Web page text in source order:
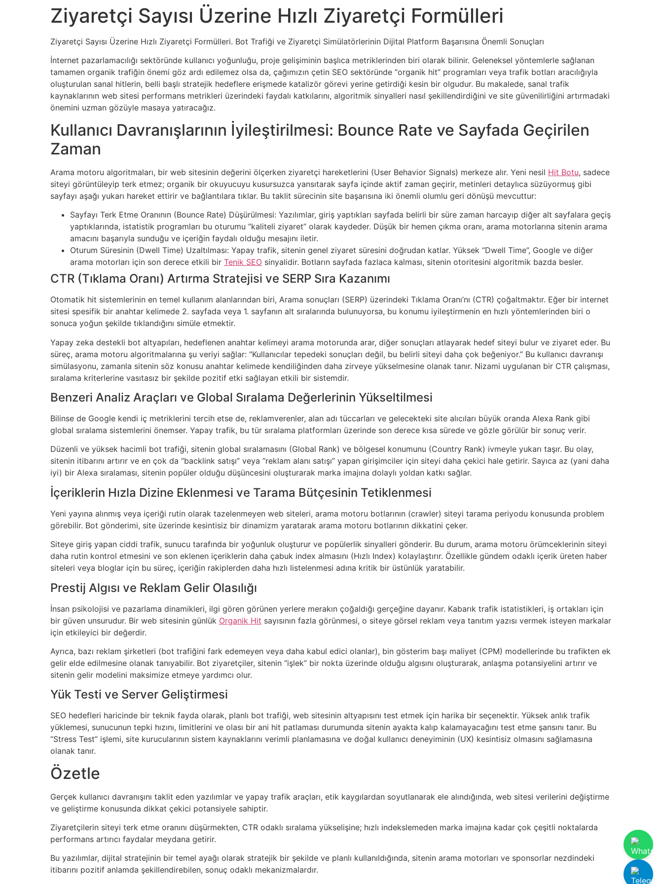
Ziyaretçi Sayısı Üzerine Hızlı Ziyaretçi Formülleri
Ziyaretçi Sayısı Üzerine Hızlı Ziyaretçi Formülleri. Bot Trafiği ve Ziyaretçi Simülatörlerinin Dijital Platform Başarısına Önemli Sonuçları
İnternet pazarlamacılığı sektöründe kullanıcı yoğunluğu, proje gelişiminin başlıca metriklerinden biri olarak bilinir. Geleneksel yöntemlerle sağlanan
tamamen organik trafiğin önemi göz ardı edilemez olsa da, çağımızın çetin SEO sektöründe “organik hit” programları veya trafik botları aracılığıyla
oluşturulan sanal hitlerin, belli başlı stratejik hedeflere erişmede katalizör görevi yerine getirdiği kesin bir olgudur. Bu makalede, sanal trafik
kaynaklarının web sitesi performans metrikleri üzerindeki faydalı katkılarını, algoritmik sinyalleri nasıl şekillendirdiğini ve site güvenilirliğini artırmadaki
önemini uzman gözüyle masaya yatıracağız.
Kullanıcı Davranışlarının İyileştirilmesi: Bounce Rate ve Sayfada Geçirilen
Zaman
Arama motoru algoritmaları, bir web sitesinin değerini ölçerken ziyaretçi hareketlerini (User Behavior Signals) merkeze alır. Yeni nesil Hit Botu, sadece
siteyi görüntüleyip terk etmez; organik bir okuyucuyu kusursuzca yansıtarak sayfa içinde aktif zaman geçirir, metinleri detaylıca süzüyormuş gibi
sayfayı aşağı yukarı hareket ettirir ve bağlantılara tıklar. Bu taklit sürecinin site başarısına iki önemli olumlu geri dönüşü mevcuttur:
Sayfayı Terk Etme Oranının (Bounce Rate) Düşürülmesi: Yazılımlar, giriş yaptıkları sayfada belirli bir süre zaman harcayıp diğer alt sayfalara geçiş
yaptıklarında, istatistik programları bu oturumu “kaliteli ziyaret” olarak kaydeder. Düşük bir hemen çıkma oranı, arama motorlarına sitenin arama
amacını başarıyla sunduğu ve içeriğin faydalı olduğu mesajını iletir.
Oturum Süresinin (Dwell Time) Uzaltılması: Yapay trafik, sitenin genel ziyaret süresini doğrudan katlar. Yüksek “Dwell Time”, Google ve diğer
arama motorları için son derece etkili bir Tenik SEO sinyalidir. Botların sayfada fazlaca kalması, sitenin otoritesini algoritmik bazda besler.
CTR (Tıklama Oranı) Artırma Stratejisi ve SERP Sıra Kazanımı
Otomatik hit sistemlerinin en temel kullanım alanlarından biri, Arama sonuçları (SERP) üzerindeki Tıklama Oranı’nı (CTR) çoğaltmaktır. Eğer bir internet
sitesi spesifik bir anahtar kelimede 2. sayfada veya 1. sayfanın alt sıralarında bulunuyorsa, bu konumu iyileştirmenin en hızlı yöntemlerinden biri o
sonuca yoğun şekilde tıklandığını simüle etmektir.
Yapay zeka destekli bot altyapıları, hedeflenen anahtar kelimeyi arama motorunda arar, diğer sonuçları atlayarak hedef siteyi bulur ve ziyaret eder. Bu
süreç, arama motoru algoritmalarına şu veriyi sağlar: “Kullanıcılar tepedeki sonuçları değil, bu belirli siteyi daha çok beğeniyor.” Bu kullanıcı davranışı
simülasyonu, zamanla sitenin söz konusu anahtar kelimede kendiliğinden daha zirveye yükselmesine olanak tanır. Nizami uygulanan bir CTR çalışması,
sıralama kriterlerine vasıtasız bir şekilde pozitif etki sağlayan etkili bir sistemdir.
Benzeri Analiz Araçları ve Global Sıralama Değerlerinin Yükseltilmesi
Bilinse de Google kendi iç metriklerini tercih etse de, reklamverenler, alan adı tüccarları ve gelecekteki site alıcıları büyük oranda Alexa Rank gibi
global sıralama sistemlerini önemser. Yapay trafik, bu tür sıralama platformları üzerinde son derece kısa sürede ve gözle görülür bir sonuç verir.
Düzenli ve yüksek hacimli bot trafiği, sitenin global sıralamasını (Global Rank) ve bölgesel konumunu (Country Rank) ivmeyle yukarı taşır. Bu olay,
sitenin itibarını artırır ve en çok da “backlink satışı” veya “reklam alanı satışı” yapan girişimciler için siteyi daha çekici hale getirir. Sayıca az (yani daha
iyi) bir Alexa sıralaması, sitenin popüler olduğu düşüncesini oluşturarak marka imajına dolaylı yoldan katkı sağlar.
İçeriklerin Hızla Dizine Eklenmesi ve Tarama Bütçesinin Tetiklenmesi
Yeni yayına alınmış veya içeriği rutin olarak tazelenmeyen web siteleri, arama motoru botlarının (crawler) siteyi tarama periyodu konusunda problem
görebilir. Bot gönderimi, site üzerinde kesintisiz bir dinamizm yaratarak arama motoru botlarının dikkatini çeker.
Siteye giriş yapan ciddi trafik, sunucu tarafında bir yoğunluk oluşturur ve popülerlik sinyalleri gönderir. Bu durum, arama motoru örümceklerinin siteyi
daha rutin kontrol etmesini ve son eklenen içeriklerin daha çabuk index almasını (Hızlı Index) kolaylaştırır. Özellikle gündem odaklı içerik üreten haber
siteleri veya bloglar için bu süreç, içeriğin rakiplerden daha hızlı listelenmesi adına kritik bir üstünlük yaratabilir.
Prestij Algısı ve Reklam Gelir Olasılığı
İnsan psikolojisi ve pazarlama dinamikleri, ilgi gören görünen yerlere merakın çoğaldığı gerçeğine dayanır. Kabarık trafik istatistikleri, iş ortakları için
bir güven unsurudur. Bir web sitesinin günlük Organik Hit sayısının fazla görünmesi, o siteye görsel reklam veya tanıtım yazısı vermek isteyen markalar
için etkileyici bir değerdir.
Ayrıca, bazı reklam şirketleri (bot trafiğini fark edemeyen veya daha kabul edici olanlar), bin gösterim başı maliyet (CPM) modellerinde bu trafikten ek
gelir elde edilmesine olanak tanıyabilir. Bot ziyaretçiler, sitenin “işlek” bir nokta üzerinde olduğu algısını oluşturarak, anlaşma potansiyelini artırır ve
sitenin gelir modelini maksimize etmeye yardımcı olur.
Yük Testi ve Server Geliştirmesi
SEO hedefleri haricinde bir teknik fayda olarak, planlı bot trafiği, web sitesinin altyapısını test etmek için harika bir seçenektir. Yüksek anlık trafik
yüklemesi, sunucunun tepki hızını, limitlerini ve olası bir ani hit patlaması durumunda sitenin ayakta kalıp kalamayacağını test etme şansını tanır. Bu
“Stress Test” işlemi, site kurucularının sistem kaynaklarını verimli planlamasına ve doğal kullanıcı deneyiminin (UX) kesintisiz olmasını sağlamasına
olanak tanır.
Özetle
Gerçek kullanıcı davranışını taklit eden yazılımlar ve yapay trafik araçları, etik kaygılardan soyutlanarak ele alındığında, web sitesi verilerini değiştirme
ve geliştirme konusunda dikkat çekici potansiyele sahiptir.
Ziyaretçilerin siteyi terk etme oranını düşürmekten, CTR odaklı sıralama yükselişine; hızlı indekslemeden marka imajına kadar çok çeşitli noktalarda
performans artırıcı faydalar meydana getirir.
Bu yazılımlar, dijital stratejinin bir temel ayağı olarak stratejik bir şekilde ve planlı kullanıldığında, sitenin arama motorları ve sponsorlar nezdindeki
itibarını pozitif anlamda şekillendirebilen, sonuç odaklı mekanizmalardır.